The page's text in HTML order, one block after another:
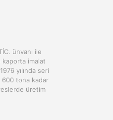
ünvanı ile
kaporta imalat
yılında seri
600 tona kadar
üretim